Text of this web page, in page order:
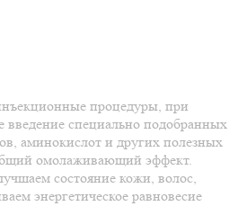
процедуры, при
введение специально подобранных
аминокислот и других полезных
омолаживающий эффект.
состояние кожи, волос,
энергетическое равновесие